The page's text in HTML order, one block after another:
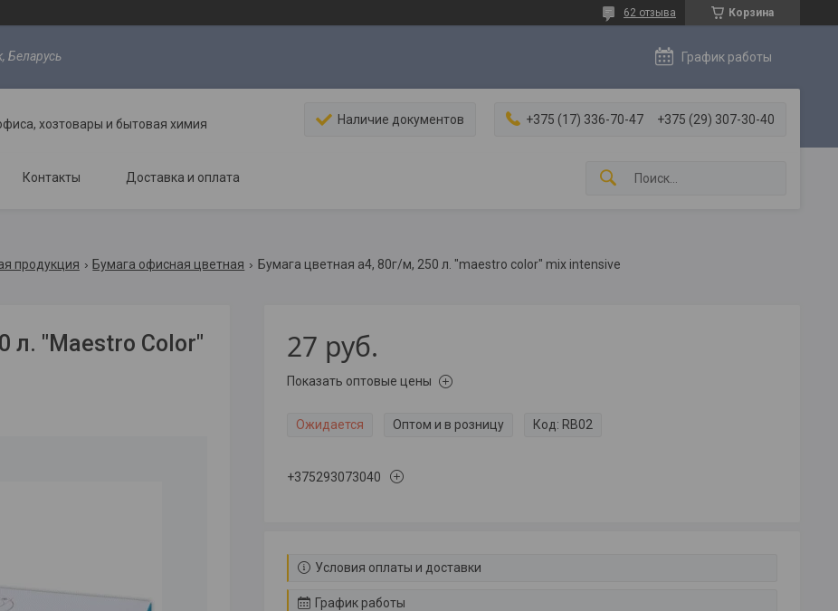
Корзина
62 отзыва
Беларусь График работы
хозтовары и бытовая химия Наличие документов +375 (17) 336-70-47 +375 (29) 307-30-40
Контакты Доставка и оплата
продукция Бумага офисная цветная Бумага цветная a4, 80г/м, 250 л. "maestro color" mix intensive
л. "Maestro Color"
27 руб.
Показать оптовые цены
Ожидается Оптом и в розницу Код: RB02
+375293073040
Условия оплаты и доставки
График работы